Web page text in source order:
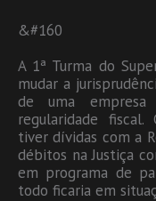
&#160
A 1ª Turma do
mudar a
de uma
regularidade
tiver dívidas com a
débitos na Justiça
em programa de
todo ficaria em